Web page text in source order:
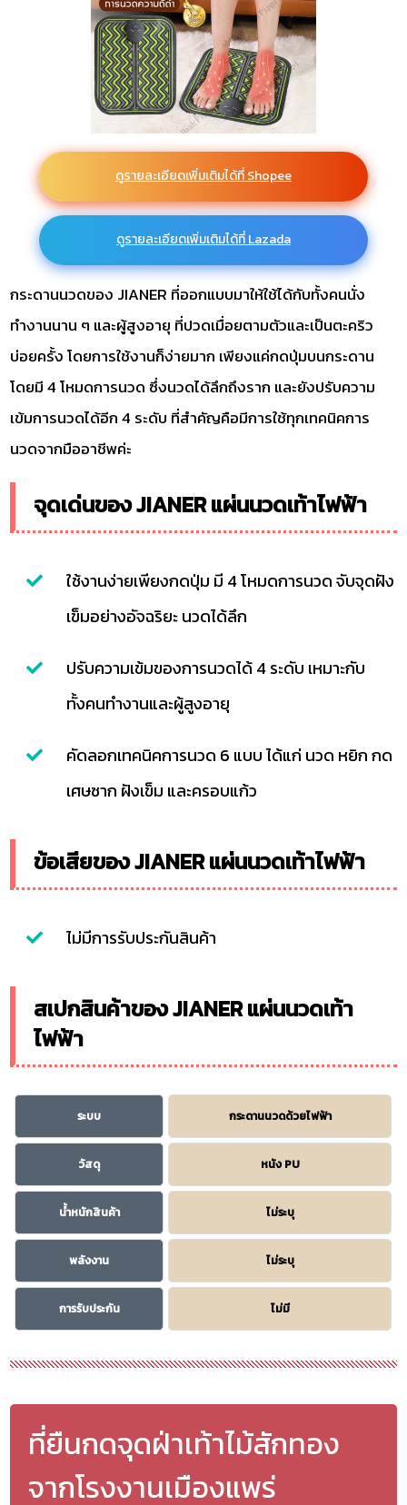
ดูรายละเอียดเพิ่มเติมได้ที่ Shopee
ดูรายละเอียดเพิ่มเติมได้ที่ Lazada
กระดานนวดของ JIANER ที่ออกแบบมาให้ใช้ได้กับทั้งคนนั่ง
ทำงานนาน ๆ และผู้สูงอายุ ที่ปวดเมื่อยตามตัวและเป็นตะคริว
บ่อยครั้ง โดยการใช้งานก็ง่ายมาก เพียงแค่กดปุ่มบนกระดาน
โดยมี 4 โหมดการนวด ซึ่งนวดได้ลึกถึงราก และยังปรับความ
เข้มการนวดได้อีก 4 ระดับ ที่สำคัญคือมีการใช้ทุกเทคนิคการ
นวดจากมืออาชีพค่ะ
จุดเด่นของ JIANER แผ่นนวดเท้าไฟฟ้า
ใช้งานง่ายเพียงกดปุ่ม มี 4 โหมดการนวด จับจุดฝัง
เข็มอย่างอัจฉริยะ นวดได้ลึก
ปรับความเข้มของการนวดได้ 4 ระดับ เหมาะกับ
ทั้งคนทำงานและผู้สูงอายุ
คัดลอกเทคนิคการนวด 6 แบบ ได้แก่ นวด หยิก กด
เศษซาก ฝังเข็ม และครอบแก้ว
ข้อเสียของ JIANER แผ่นนวดเท้าไฟฟ้า
ไม่มีการรับประกันสินค้า
สเปกสินค้าของ JIANER แผ่นนวดเท้า
ไฟฟ้า
ระบบ กระดานนวดด้วยไฟฟ้า
วัสดุ หนัง PU
น้ำหนักสินค้า ไม่ระบุ
พลังงาน ไม่ระบุ
การรับประกัน ไม่มี
ที่ยืนกดจุดฝ่าเท้าไม้สักทอง
จากโรงงานเมืองแพร่